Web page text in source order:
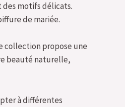
motifs délicats.
de mariée.
collection propose une
beauté naturelle,
à différentes